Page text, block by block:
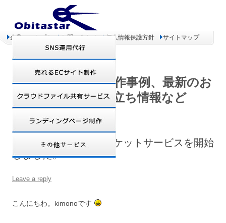
企業コンセプト お問い合わせ 個人情報保護方針 サイトマップ
オビタスター 制作事例、最新のお
得情報、お役立ち情報など
サポート・設置代行チケットサービスを開始
しました。
Leave a reply
こんにちわ。kimonoです